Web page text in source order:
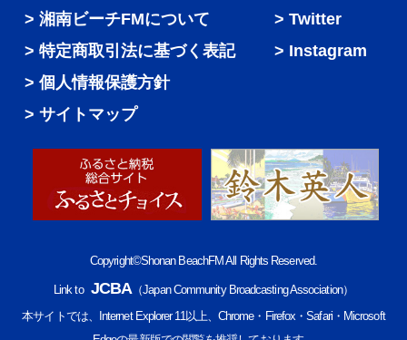
湘南ビーチFMについて
特定商取引法に基づく表記
個人情報保護方針
サイトマップ
Twitter
Instagram
Copyright©Shonan BeachFM All Rights Reserved.
Link to JCBA（Japan Community Broadcasting Association）
本サイトでは、Internet Explorer 11以上、Chrome・Firefox・Safari・Microsoft